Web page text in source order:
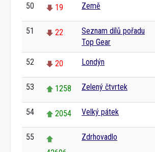
50 19 Země
51 22
Seznam dílů pořadu
Top Gear
52 20 Londýn
53 1258 Zelený čtvrtek
54 2054 Velký pátek
55
Zdrhovadlo